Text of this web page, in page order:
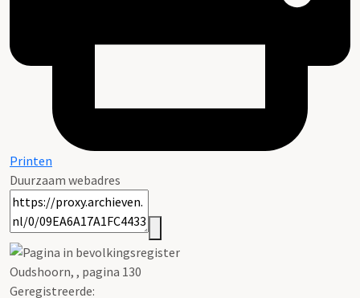
Printen
Duurzaam webadres
Oudshoorn, , pagina 130
Geregistreerde: